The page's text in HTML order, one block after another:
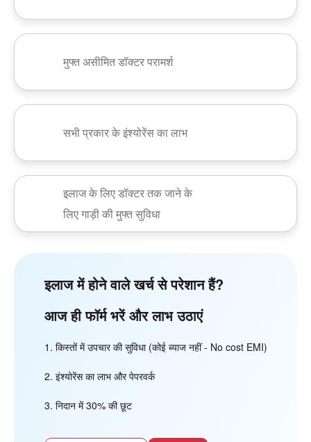
मुफ्त असीमित डॉक्टर परामर्श
सभी प्रकार के इंश्योरेंस का लाभ
इलाज के लिए डॉक्टर तक जाने के
लिए गाड़ी की मुफ्त सुविधा
इलाज में होने वाले खर्च से परेशान हैं?
आज ही फॉर्म भरें और लाभ उठाएं
किस्तों में उपचार की सुविधा (कोई ब्याज नहीं - No cost EMI)
इंश्योरेंस का लाभ और पेपरवर्क
निदान में 30% की छूट